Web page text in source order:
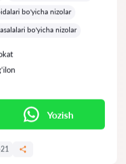
bo'yicha nizolar
bo'yicha nizolar
Yozish
21